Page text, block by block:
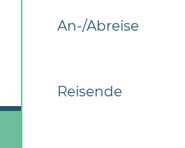
An-/Abreise
Reisende